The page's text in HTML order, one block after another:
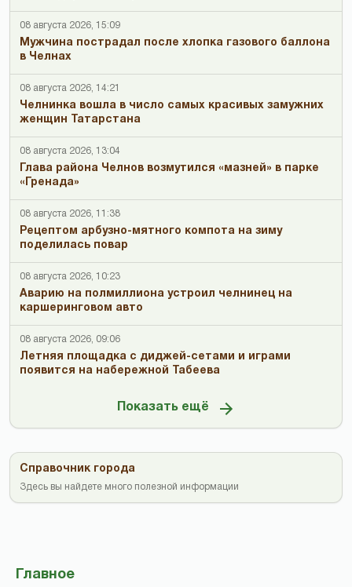
08 августа 2026, 15:09
Мужчина пострадал после хлопка газового баллона
в Челнах
08 августа 2026, 14:21
Челнинка вошла в число самых красивых замужних
женщин Татарстана
08 августа 2026, 13:04
Глава района Челнов возмутился «мазней» в парке
«Гренада»
08 августа 2026, 11:38
Рецептом арбузно-мятного компота на зиму
поделилась повар
08 августа 2026, 10:23
Аварию на полмиллиона устроил челнинец на
каршеринговом авто
08 августа 2026, 09:06
Летняя площадка с диджей-сетами и играми
появится на набережной Табеева
Показать ещё
Справочник города
Здесь вы найдете много полезной информации
Главное